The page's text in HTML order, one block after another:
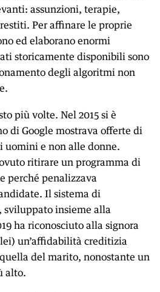
assunzioni, terapie,
Per affinare le proprie
ed elaborano enormi
storicamente disponibili sono
degli algoritmi non
più volte. Nel 2015 si è
di Google mostrava offerte di
uomini e non alle donne.
ritirare un programma di
perché penalizzava
Il sistema di
sviluppato insieme alla
ha riconosciuto alla signora
un’affidabilità creditizia
del marito, nonostante un
alto.